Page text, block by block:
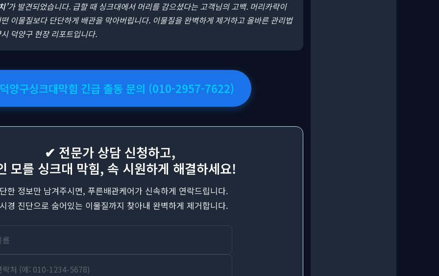
’가 발견되었습니다. 급할 때 싱크대에서 머리를 감으셨다는 고객님의 고백. 머리카락이
이물질보다 단단하게 배관을 막아버립니다. 이물질을 완벽하게 제거하고 올바른 관리법
덕양구 현장 리포트입니다.
양구싱크대막힘 긴급 출동 문의 (010-2957-7622)
✔ 전문가 상담 신청하고,
모를 싱크대 막힘, 속 시원하게 해결하세요!
한 정보만 남겨주시면, 푸른배관케어가 신속하게 연락드립니다.
경 진단으로 숨어있는 이물질까지 찾아내 완벽하게 제거합니다.